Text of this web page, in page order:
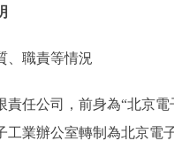
職責等情況
公司，前身為“北京電
工業辦公室轉制為北京電